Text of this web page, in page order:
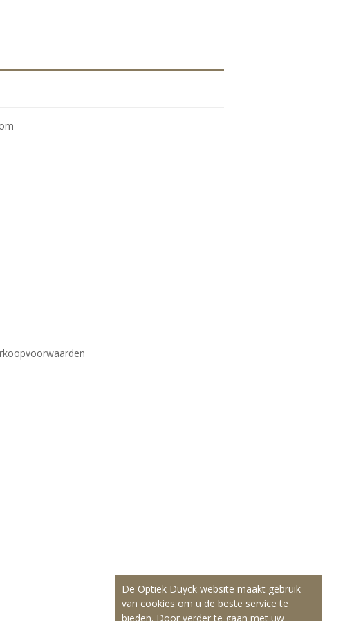
De Optiek Duyck website maakt gebruik
van cookies om u de beste service te
bieden. Door verder te gaan met uw